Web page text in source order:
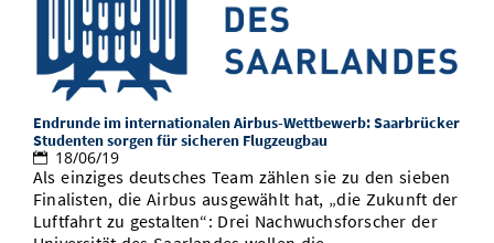
Endrunde im internationalen Airbus-Wettbewerb: Saarbrücker
Studenten sorgen für sicheren Flugzeugbau
18/06/19
Als einziges deutsches Team zählen sie zu den sieben
Finalisten, die Airbus ausgewählt hat, „die Zukunft der
Luftfahrt zu gestalten“: Drei Nachwuchsforscher der